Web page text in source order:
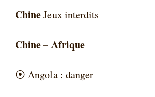
ChineJeux interdits
Chine – Afrique
⦿ Angola : danger